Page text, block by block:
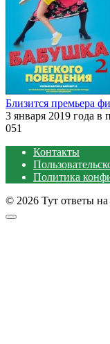
Близится премьера
3 января 2019 года в
051
Контакты
Политика
© 2026 Тут ответы